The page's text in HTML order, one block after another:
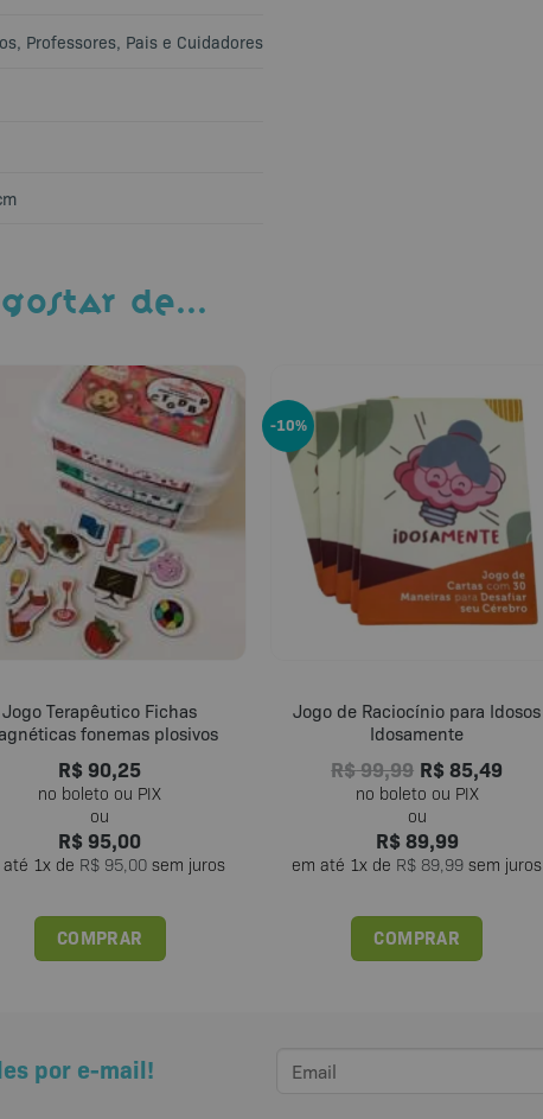
, Professores, Pais e Cuidadores
DE…
Jogo Terapêutico Fichas
fonemas plosivos
R$ 90,25
R$ 95,00
até 1x de R$95,00sem juros
COMPRAR
-10%
Jogo de Raciocínio para Idosos
Idosamente
R$99,99 R$85,49
R$89,99
em até 1x de R$ 89,99 sem juros
COMPRAR
por e-mail!